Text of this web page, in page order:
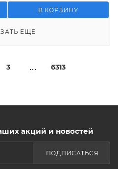
В КОРЗИНУ
ЕЩЕ
3 6313
акций и новостей
ПОДПИСАТЬСЯ